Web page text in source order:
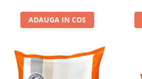
ADAUGA IN COS